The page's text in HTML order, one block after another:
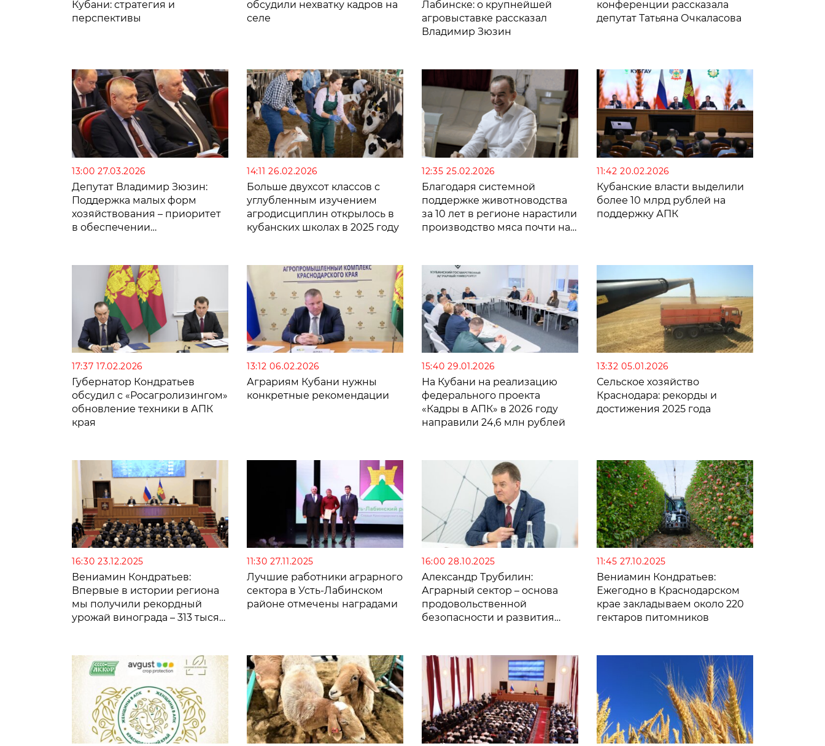
Кубани: стратегия и
перспективы
обсудили нехватку кадров на
селе
Лабинске: о крупнейшей
агровыставке рассказал
Владимир Зюзин
конференции рассказала
депутат Татьяна Очкаласова
13:00 27.03.2026
Депутат Владимир Зюзин:
Поддержка малых форм
хозяйствования – приоритет
в обеспечении
14:11 26.02.2026
Больше двухсот классов с
углубленным изучением
агродисциплин открылось в
кубанских школах в 2025 году
12:35 25.02.2026
Благодаря системной
поддержке животноводства
за 10 лет в регионе нарастили
производство мяса почти на
11:42 20.02.2026
Кубанские власти выделили
более 10 млрд рублей на
поддержку АПК
17:37 17.02.2026
Губернатор Кондратьев
обсудил с «Росагролизингом»
обновление техники в АПК
края
13:12 06.02.2026
Аграриям Кубани нужны
конкретные рекомендации
15:40 29.01.2026
На Кубани на реализацию
федерального проекта
«Кадры в АПК» в 2026 году
направили 24,6 млн рублей
13:32 05.01.2026
Сельское хозяйство
Краснодара: рекорды и
достижения 2025 года
16:30 23.12.2025
Вениамин Кондратьев:
Впервые в истории региона
мы получили рекордный
урожай винограда – 313 тысяч
11:30 27.11.2025
Лучшие работники аграрного
сектора в Усть-Лабинском
районе отмечены наградами
16:00 28.10.2025
Александр Трубилин:
Аграрный сектор – основа
продовольственной
безопасности и развития
11:45 27.10.2025
Вениамин Кондратьев:
Ежегодно в Краснодарском
крае закладываем около 220
гектаров питомников